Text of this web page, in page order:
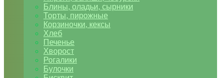
Блины, оладьи, сырники
Торты, пирожные
Корзиночки, кексы
Хлеб
Печенье
Хворост
Рогалики
Булочки